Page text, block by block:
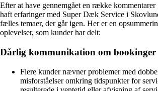
Efter at have gennemgået en række kommentarer
haft erfaringer med Super Dæk Service i
fælles temaer, der går igen. Her er en
oplevelser, som kunder har delt:
Dårlig kommunikation om bookinger
Flere kunder nævner problemer med
misforståelser omkring tidspunkter for